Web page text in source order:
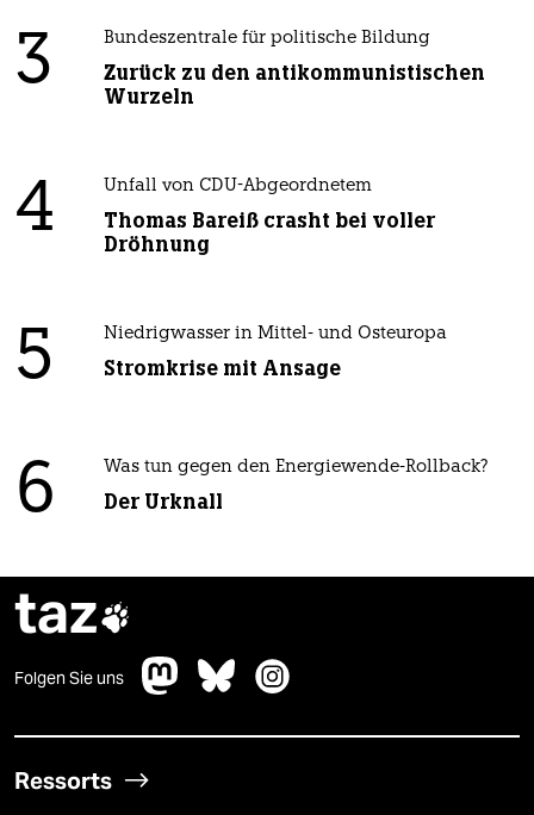
3 Bundeszentrale für politische Bildung
Zurück zu den antikommunistischen
Wurzeln
4 Unfall von CDU-Abgeordnetem
Thomas Bareiß crasht bei voller
Dröhnung
5 Niedrigwasser in Mittel- und Osteuropa
Stromkrise mit Ansage
6 Was tun gegen den Energiewende-Rollback?
Der Urknall
taz
Folgen Sie uns
Ressorts